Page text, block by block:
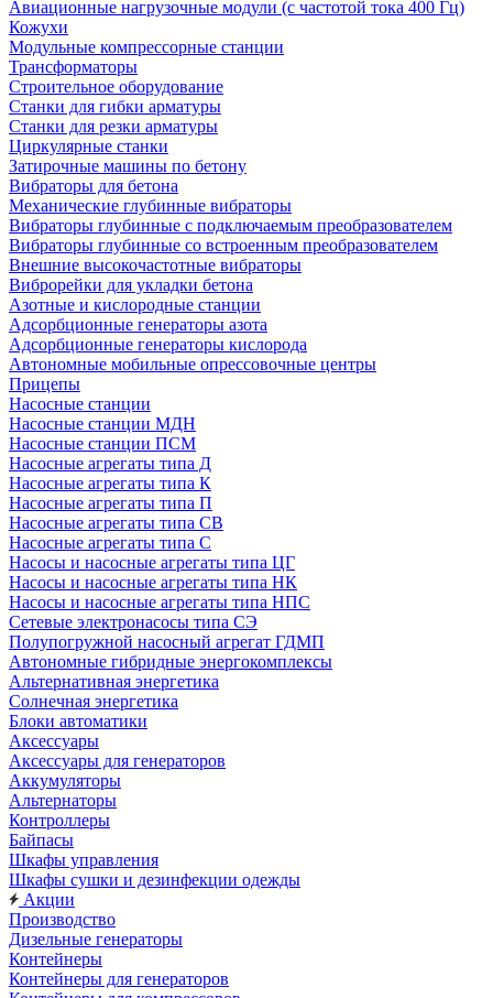
Авиационные нагрузочные модули (с частотой тока 400 Гц)
Кожухи
Модульные компрессорные станции
Трансформаторы
Строительное оборудование
Станки для гибки арматуры
Станки для резки арматуры
Циркулярные станки
Затирочные машины по бетону
Вибраторы для бетона
Механические глубинные вибраторы
Вибраторы глубинные с подключаемым преобразователем
Вибраторы глубинные со встроенным преобразователем
Внешние высокочастотные вибраторы
Виброрейки для укладки бетона
Азотные и кислородные станции
Адсорбционные генераторы азота
Адсорбционные генераторы кислорода
Автономные мобильные опрессовочные центры
Прицепы
Насосные станции
Насосные станции МДН
Насосные станции ПСМ
Насосные агрегаты типа Д
Насосные агрегаты типа К
Насосные агрегаты типа П
Насосные агрегаты типа СВ
Насосные агрегаты типа С
Насосы и насосные агрегаты типа ЦГ
Насосы и насосные агрегаты типа НК
Насосы и насосные агрегаты типа НПС
Сетевые электронасосы типа СЭ
Полупогружной насосный агрегат ГДМП
Автономные гибридные энергокомплексы
Альтернативная энергетика
Солнечная энергетика
Блоки автоматики
Аксессуары
Аксессуары для генераторов
Аккумуляторы
Альтернаторы
Контроллеры
Байпасы
Шкафы управления
Шкафы сушки и дезинфекции одежды
Акции
Производство
Дизельные генераторы
Контейнеры
Контейнеры для генераторов